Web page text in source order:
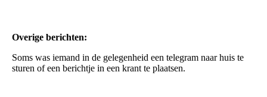
Overige berichten:
Soms was iemand in de gelegenheid een telegram naar huis te
sturen of een berichtje in een krant te plaatsen.